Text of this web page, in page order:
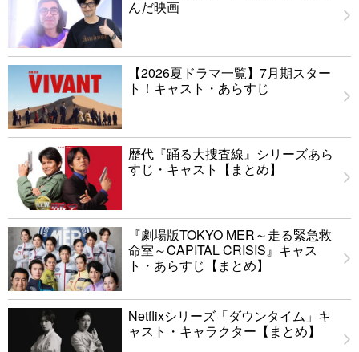
んだ映画
【2026夏ドラマ一覧】7月期スター
ト！キャスト・あらすじ
歴代『踊る大捜査線』シリーズあら
すじ・キャスト【まとめ】
『劇場版TOKYO MER～走る緊急救
命室～CAPITAL CRISIS』キャス
ト・あらすじ【まとめ】
Netflixシリーズ「ダウンタイム」キ
ャスト・キャラクター【まとめ】